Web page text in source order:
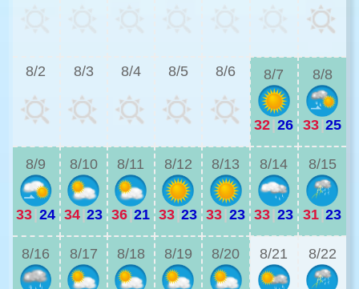
8/2 8/3 8/4 8/5 8/6 8/7
32|26
8/8
33|25
8/9
33|24
8/10
34|23
8/11
36|21
8/12
33|23
8/13
33|23
8/14
33|23
8/15
31|23
8/16 8/17 8/18 8/19 8/20 8/21 8/22